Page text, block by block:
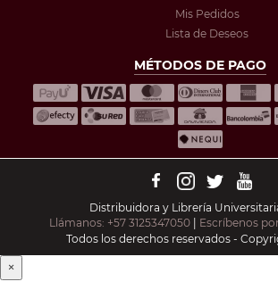
Mis Pedidos
Lista de Deseos
MÉTODOS DE PAGO
Distribuidora y Librería
Llámanos: +57 3125347050 | Escríbenos
Todos los derechos reservados -
×